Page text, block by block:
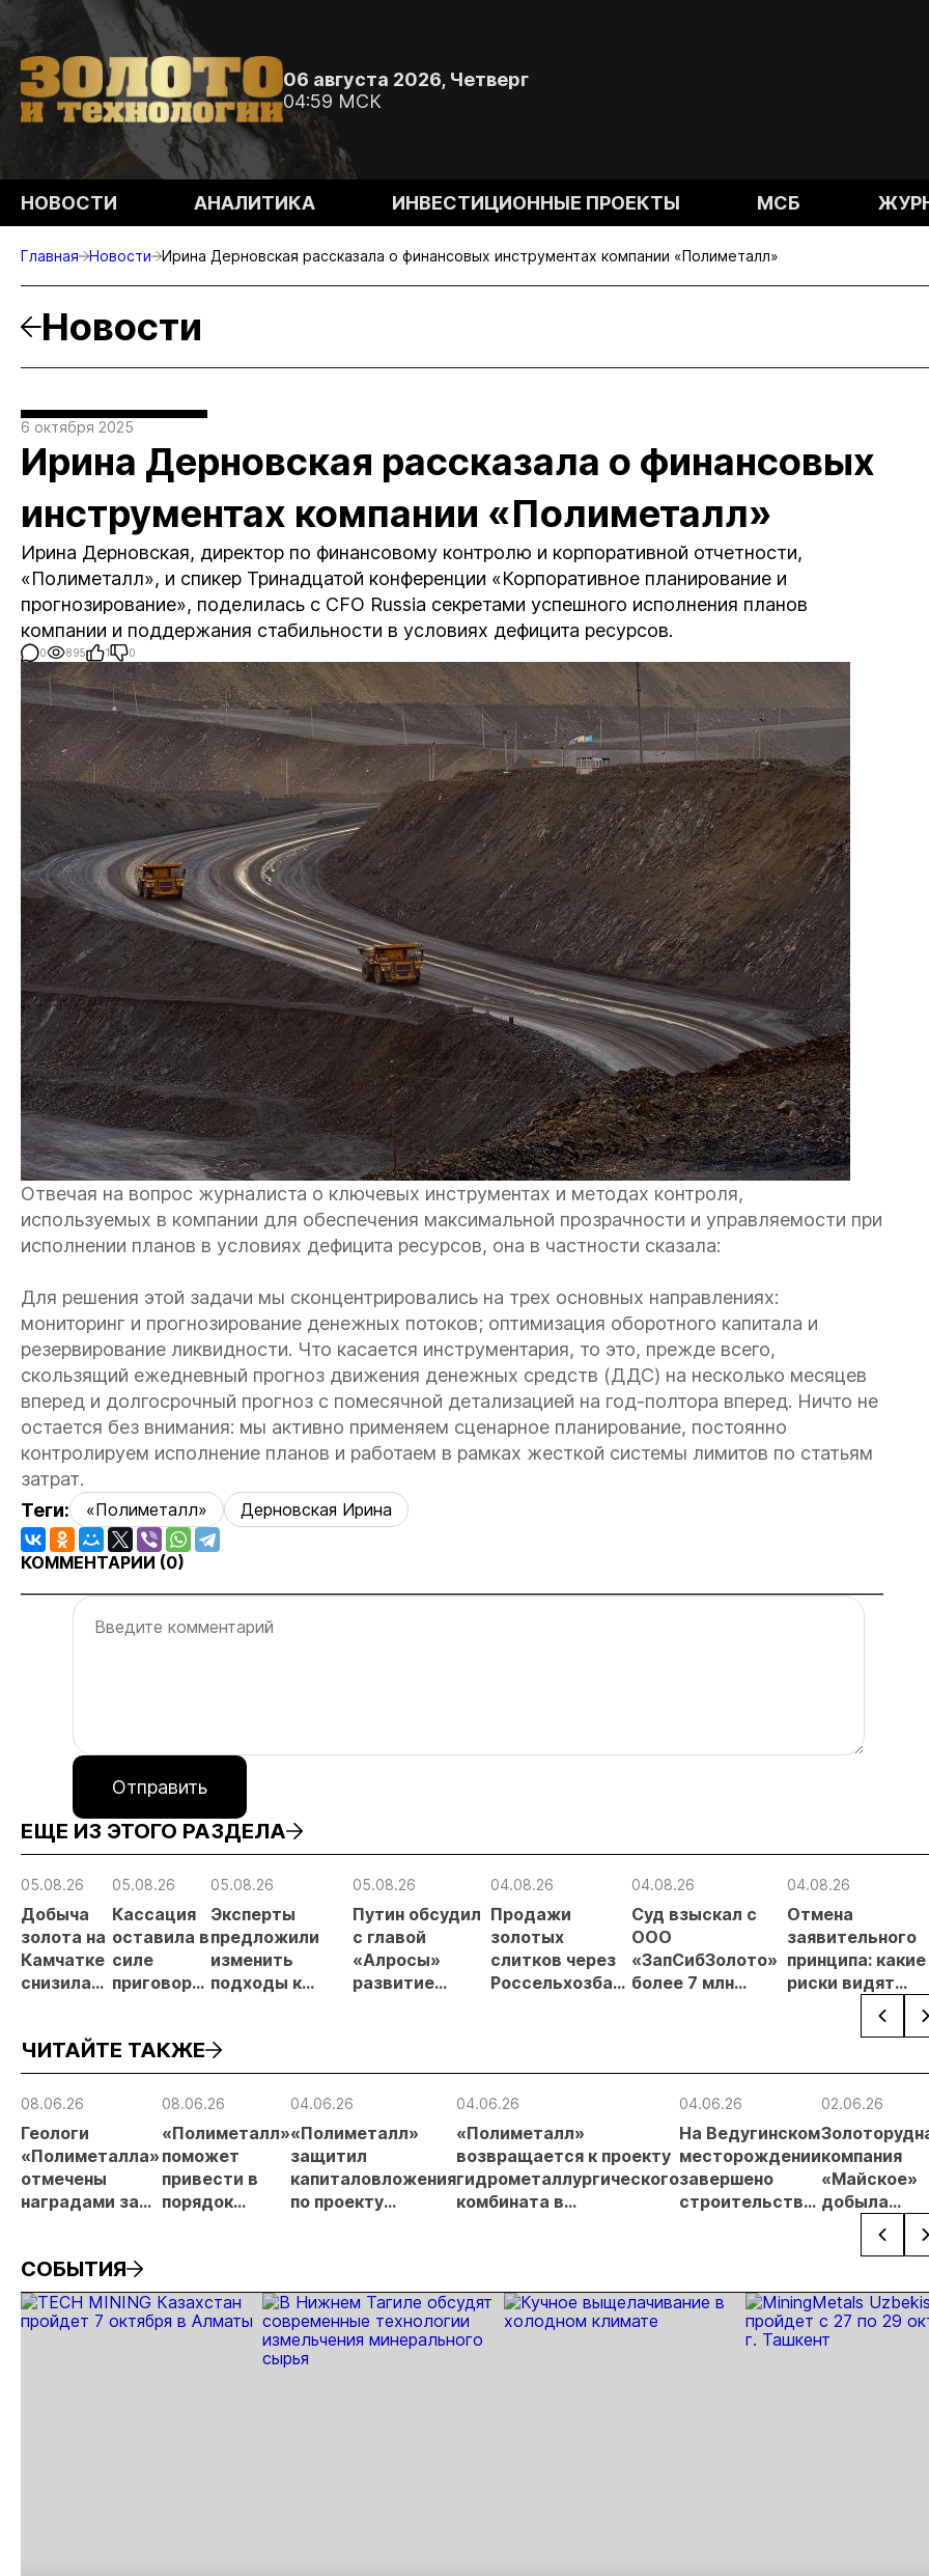
06 августа 2026, Четверг
04:59 МСК
НОВОСТИ АНАЛИТИКА ИНВЕСТИЦИОННЫЕ ПРОЕКТЫ МСБ
Главная Новости Ирина Дерновская рассказала о финансовых инструментах компании «Полиметалл»
Новости
6 октября 2025
Ирина Дерновская рассказала о финансовых
инструментах компании «Полиметалл»
Ирина Дерновская, директор по финансовому контролю и корпоративной отчетности,
«Полиметалл», и спикер Тринадцатой конференции «Корпоративное планирование и
прогнозирование», поделилась с CFO Russia секретами успешного исполнения планов
компании и поддержания стабильности в условиях дефицита ресурсов.
0 895 1 0
Отвечая на вопрос журналиста о ключевых инструментах и методах контроля,
используемых в компании для обеспечения максимальной прозрачности и управляемости при
исполнении планов в условиях дефицита ресурсов, она в частности сказала:
Для решения этой задачи мы сконцентрировались на трех основных направлениях:
мониторинг и прогнозирование денежных потоков; оптимизация оборотного капитала и
резервирование ликвидности. Что касается инструментария, то это, прежде всего,
скользящий ежедневный прогноз движения денежных средств (ДДС) на несколько месяцев
вперед и долгосрочный прогноз с помесячной детализацией на год-полтора вперед. Ничто не
остается без внимания: мы активно применяем сценарное планирование, постоянно
контролируем исполнение планов и работаем в рамках жесткой системы лимитов по статьям
затрат.
Теги:
«Полиметалл» Дерновская Ирина
КОММЕНТАРИИ (0)
Отправить
ЕЩЕ ИЗ ЭТОГО РАЗДЕЛА
05.08.26
Добыча
золота на
Камчатке
снизилась
полугодии
05.08.26
Кассация
оставила в
силе
приговор
добыче 43
кг золота и
серебра на
05.08.26
Эксперты
предложили
изменить
подходы к
золотодобычи
на фоне
реформы
05.08.26
Путин обсудил
с главой
«Алросы»
развитие
проектов в
04.08.26
Продажи
золотых
слитков через
Россельхозбанк
04.08.26
Суд взыскал с
ООО
«ЗапСибЗолото»
более 7 млн
требований при
добыче золота
04.08.26
Отмена
заявительного
принципа: какие
риски видят
ЧИТАЙТЕ ТАКЖЕ
08.06.26
Геологи
«Полиметалла»
отмечены
наградами за
«Андрей»
08.06.26
«Полиметалл»
поможет
привести в
порядок
04.06.26
«Полиметалл»
защитил
капиталовложения
по проекту
04.06.26
«Полиметалл»
возвращается к проекту
гидрометаллургического
комбината в
04.06.26
На Ведугинском
месторождении
завершено
строительство
02.06.26
компания
«Майское»
добыла
десять
миллионов
СОБЫТИЯ